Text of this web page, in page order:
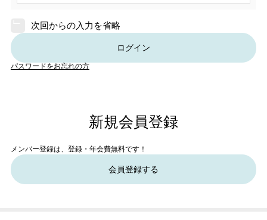
次回からの入力を省略
ログイン
パスワードをお忘れの方
新規会員登録
メンバー登録は、登録・年会費無料です！
会員登録する